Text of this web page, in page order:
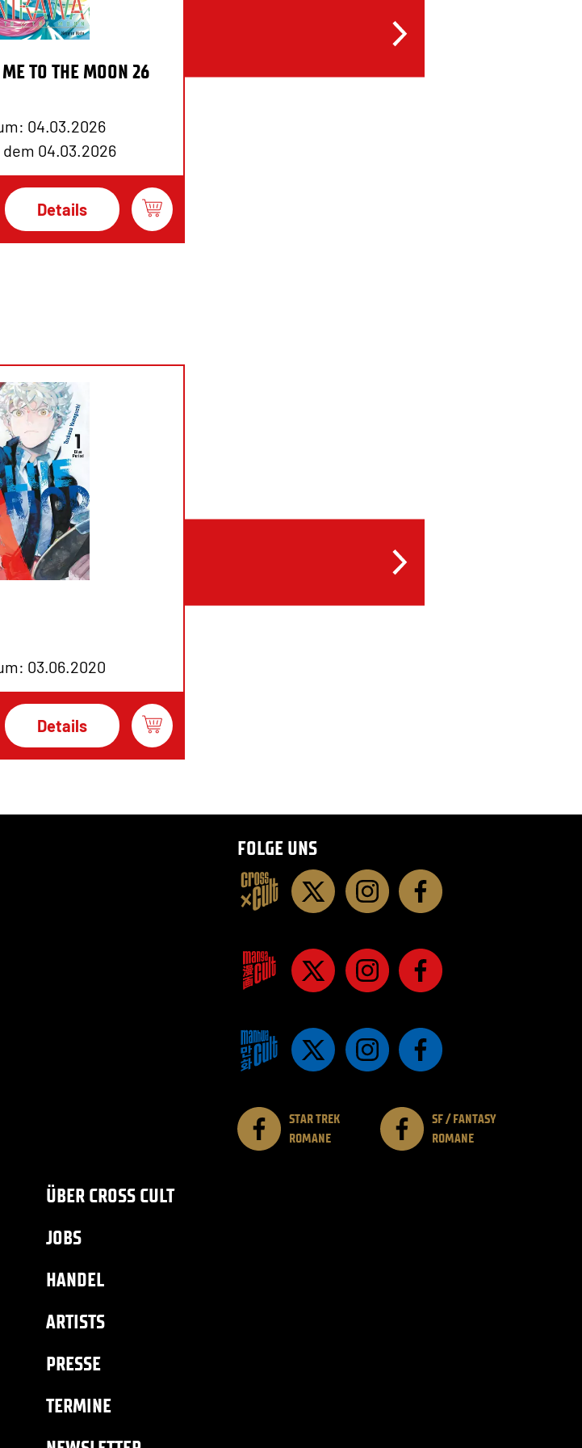
TO THE MOON 26
04.03.2026
04.03.2026
Details
03.06.2020
Details
FOLGE UNS
STAR TREK
ROMANE
SF / FANTASY
ROMANE
ÜBER CROSS CULT
JOBS
HANDEL
ARTISTS
PRESSE
TERMINE